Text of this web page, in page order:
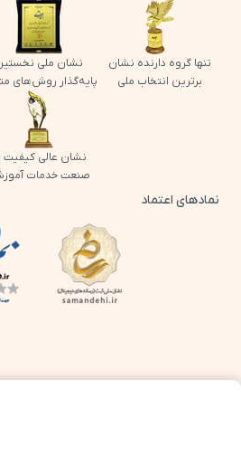
تنها گروه دارنده نشان
برترین انتخاب ملی
نشان ملی
پایه‌گذار روش‌های
نشان عالی کیفیت
صنعت خدمات
نمادهای اعتماد